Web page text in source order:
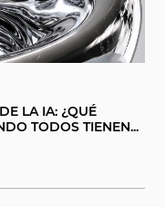
LA IA: ¿QUÉ
TODOS TIENEN...